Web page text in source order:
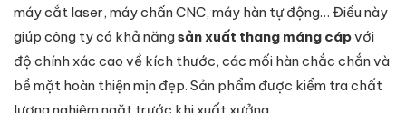
máy cắt laser, máy chấn CNC, máy hàn tự động… Điều này
giúp công ty có khả năngsản xuất thang máng cápvới
độ chính xác cao về kích thước, các mối hàn chắc chắn và
bề mặt hoàn thiện mịn đẹp. Sản phẩm được kiểm tra chất